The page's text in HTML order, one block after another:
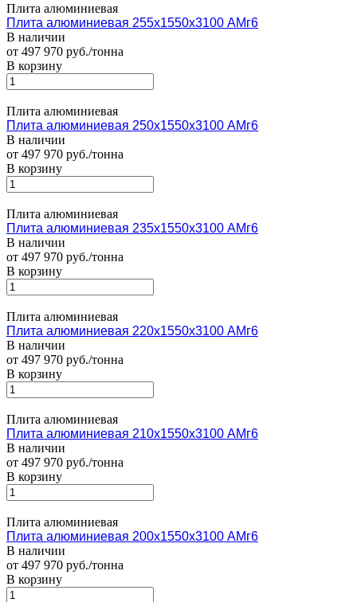
Плита алюминиевая
Плита алюминиевая 255х1550х3100 АМг6
В наличии
от 497 970 руб./тонна
В корзину
Плита алюминиевая
Плита алюминиевая 250х1550х3100 АМг6
В наличии
от 497 970 руб./тонна
В корзину
Плита алюминиевая
Плита алюминиевая 235х1550х3100 АМг6
В наличии
от 497 970 руб./тонна
В корзину
Плита алюминиевая
Плита алюминиевая 220х1550х3100 АМг6
В наличии
от 497 970 руб./тонна
В корзину
Плита алюминиевая
Плита алюминиевая 210х1550х3100 АМг6
В наличии
от 497 970 руб./тонна
В корзину
Плита алюминиевая
Плита алюминиевая 200х1550х3100 АМг6
В наличии
от 497 970 руб./тонна
В корзину